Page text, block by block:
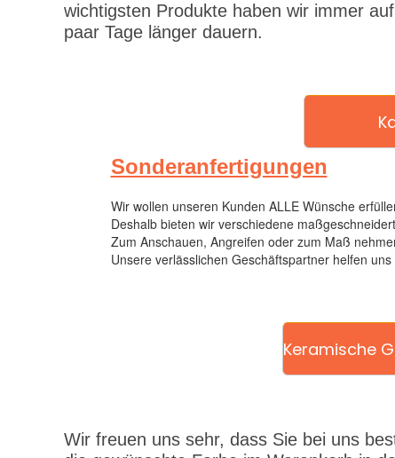
wichtigsten Produkte haben wir immer
paar Tage länger dauern.
Sonderanfertigungen
Wir wollen unseren Kunden ALLE Wünsche
Deshalb bieten wir verschiedene
Zum Anschauen, Angreifen oder zum Maß
Unsere verlässlichen Geschäftspartner helfen
Keramische
Wir freuen uns sehr, dass Sie bei uns